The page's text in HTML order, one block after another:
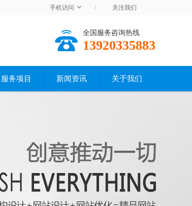
手机访问 关注我们
全国服务咨询热线
13920335883
服务项目 新闻资讯 关于我们